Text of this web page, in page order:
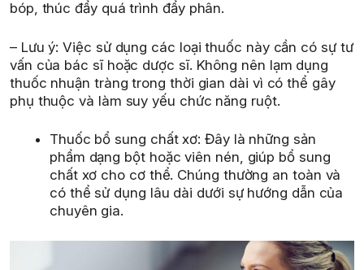
bóp, thúc đẩy quá trình đẩy phân.
– Lưu ý: Việc sử dụng các loại thuốc này cần có sự tư
vấn của bác sĩ hoặc dược sĩ. Không nên lạm dụng
thuốc nhuận tràng trong thời gian dài vì có thể gây
phụ thuộc và làm suy yếu chức năng ruột.
Thuốc bổ sung chất xơ: Đây là những sản
phẩm dạng bột hoặc viên nén, giúp bổ sung
chất xơ cho cơ thể. Chúng thường an toàn và
có thể sử dụng lâu dài dưới sự hướng dẫn của
chuyên gia.